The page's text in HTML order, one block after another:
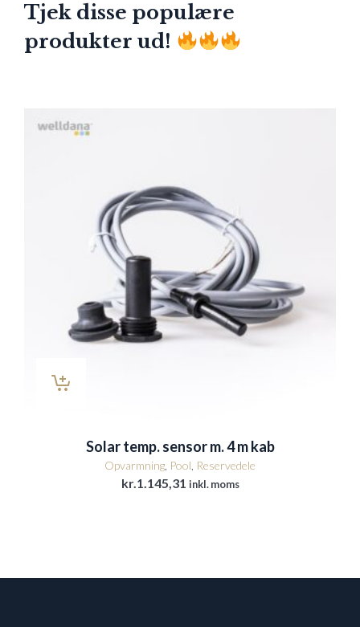
Tjek disse populære
produkter ud!
Solar temp. sensor m. 4 m kab
Opvarmning Pool Reservedele
kr.1.145,31 inkl. moms